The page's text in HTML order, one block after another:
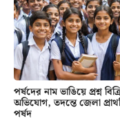
পর্ষদের নাম ভাঙিয়ে প্রশ্ন
অভিযোগ, তদন্তে জেলা
পর্ষদ